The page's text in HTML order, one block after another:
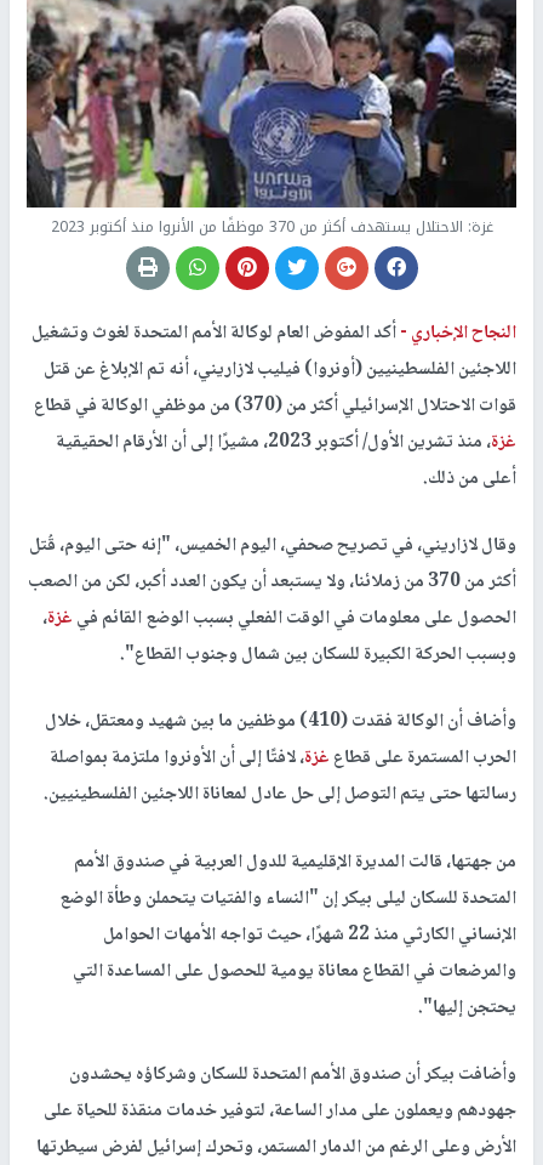
غزة: الاحتلال يستهدف أكثر من 370 موظفًا من الأنروا منذ أكتوبر 2023
النجاح الإخباري -أكد المفوض العام لوكالة الأمم المتحدة لغوث وتشغيل
اللاجئين الفلسطينيين (أونروا) فيليب لازاريني، أنه تم الإبلاغ عن قتل
قوات الاحتلال الإسرائيلي أكثر من (370) من موظفي الوكالة في قطاع
غزة
، منذ تشرين الأول/ أكتوبر 2023، مشيرًا إلى أن الأرقام الحقيقية
أعلى من ذلك.
وقال لازاريني، في تصريح صحفي، اليوم الخميس، "إنه حتى اليوم، قُتل
أكثر من 370 من زملائنا، ولا يستبعد أن يكون العدد أكبر، لكن من الصعب
الحصول على معلومات في الوقت الفعلي بسبب الوضع القائم فيغزة،
وبسبب الحركة الكبيرة للسكان بين شمال وجنوب القطاع".
وأضاف أن الوكالة فقدت (410) موظفين ما بين شهيد ومعتقل، خلال
الحرب المستمرة على قطاعغزة، لافتًا إلى أن الأونروا ملتزمة بمواصلة
رسالتها حتى يتم التوصل إلى حل عادل لمعاناة اللاجئين الفلسطينيين.
من جهتها، قالت المديرة الإقليمية للدول العربية في صندوق الأمم
المتحدة للسكان ليلى بيكر إن "النساء والفتيات يتحملن وطأة الوضع
الإنساني الكارثي منذ 22 شهرًا، حيث تواجه الأمهات الحوامل
والمرضعات في القطاع معاناة يومية للحصول على المساعدة التي
يحتجن إليها".
وأضافت بيكر أن صندوق الأمم المتحدة للسكان وشركاؤه يحشدون
جهودهم ويعملون على مدار الساعة، لتوفير خدمات منقذة للحياة على
الأرض وعلى الرغم من الدمار المستمر، وتحرك إسرائيل لفرض سيطرتها